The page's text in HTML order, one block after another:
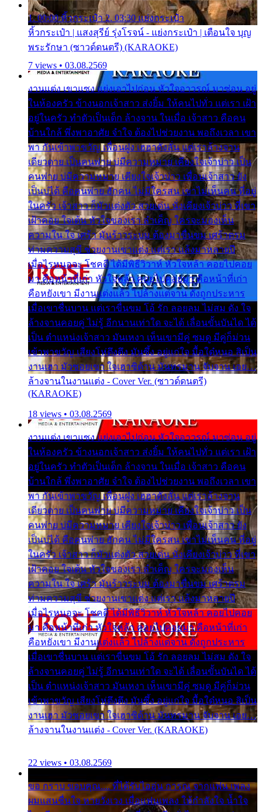
1. 00:00 หิ้วกระเป๋า 2. 03:30 แย่งกระเป๋า
หิ้วกระเป๋า | แสงสุรีย์ รุ่งโรจน์ - แย่งกระเป๋า | เตือนใจ บุญ
พระรักษา (ซาวด์ดนตรี) (KARAOKE)
7 views • 03.08.2569
งานแต่ง เขาแซง แย่งเอาไปก่อน หัวใจอาวรณ์ มาซ่อน อยู่
ในห้องครัว ข้างนอกเจ้าสาว ส่งยิ้ม ให้คนไปทั่ว แต่เรา เฝ้า
อยู่ในครัว ทำตัวเป็นเด็ก ล้างจาน ในเมื่อ เจ้าสาว คือคน
บ้านใกล้ พึ่งพาอาศัย จำใจ ต้องไปช่วยงาน พอถึงเวลา เขา
พา กันเข้าพาขวัญ เพื่อนฝูง เฮฮาดังลั่น แต่เราล้างจาน
เดียวดาย เป็นคนพ่าย บ่มีความหมาย เคียงใจเจ้าบ่าว เป็น
คนพ่าย บ่มีความหมาย เคียงใจเจ้าบ่าว เพื่อนเจ้าสาว ยัง
เป็นบ่ได้ คือคนพ่าย ฮักคน ไม่มีใครสน เขาไม่เห็นคน ที่อยู่
ในครัว เจ้าสาว ก็มัวแต่งตัว สวยเด่น นั่งเคียงเจ้าบ่าว ที่เขา
เฝ้าคอย ใจเต้น หัวใจของเรา ลำเค็ญ ใครจะมองเห็น
ความใน ใจ เศร้า มันร้าวระบม ต้องมาขื่นขม เศร้าตรม
ท่ามความสุขี ช่วยงานเขาแต่ง แต่เรา แล้งมาหลายปี
เมื่อไรหนอจะ โชคดี ได้มีพิธีวิวาห์ หัวใจหล้า คอยไปคอย
มา คือหน้าที่เก่า หัวใจหล้า คอยไปคอยมา คือหน้าที่เก่า
คือหยังเขา มีงานแต่งแล้ว ไปล้างแต่จาน ดั่งถูกประหาร
เมื่อเขาชื่นบาน แต่เราขื่นขม โอ้ รัก ลอยลม ไม่สม ดัง ใจ
ล้างจานคอยคู่ ไม่รู้ อีกนานเท่าใด จะได้ เลื่อนขั้นบันได ได้
เป็น ตำแหน่งเจ้าสาว มันเหงา เห็นเขามีคู่ ซมดู มีคู่ก็ม่วน
เข้าพาขวัญ เสียงโห่ตึงตึง มันซึ้ง อยู่แก่ใจ มื้อใด๋หนอ สิเป็น
งานเฮา มัวซอยเขา ใจเฮาซิด้าน มันทรมาน จับจาน เอย…
ล้างจานในงานแต่ง - Cover Ver. (ซาวด์ดนตรี)
(KARAOKE)
18 views • 03.08.2569
งานแต่ง เขาแซง แย่งเอาไปก่อน หัวใจอาวรณ์ มาซ่อน อยู่
ในห้องครัว ข้างนอกเจ้าสาว ส่งยิ้ม ให้คนไปทั่ว แต่เรา เฝ้า
อยู่ในครัว ทำตัวเป็นเด็ก ล้างจาน ในเมื่อ เจ้าสาว คือคน
บ้านใกล้ พึ่งพาอาศัย จำใจ ต้องไปช่วยงาน พอถึงเวลา เขา
พา กันเข้าพาขวัญ เพื่อนฝูง เฮฮาดังลั่น แต่เราล้างจาน
เดียวดาย เป็นคนพ่าย บ่มีความหมาย เคียงใจเจ้าบ่าว เป็น
คนพ่าย บ่มีความหมาย เคียงใจเจ้าบ่าว เพื่อนเจ้าสาว ยัง
เป็นบ่ได้ คือคนพ่าย ฮักคน ไม่มีใครสน เขาไม่เห็นคน ที่อยู่
ในครัว เจ้าสาว ก็มัวแต่งตัว สวยเด่น นั่งเคียงเจ้าบ่าว ที่เขา
เฝ้าคอย ใจเต้น หัวใจของเรา ลำเค็ญ ใครจะมองเห็น
ความใน ใจ เศร้า มันร้าวระบม ต้องมาขื่นขม เศร้าตรม
ท่ามความสุขี ช่วยงานเขาแต่ง แต่เรา แล้งมาหลายปี
เมื่อไรหนอจะ โชคดี ได้มีพิธีวิวาห์ หัวใจหล้า คอยไปคอย
มา คือหน้าที่เก่า หัวใจหล้า คอยไปคอยมา คือหน้าที่เก่า
คือหยังเขา มีงานแต่งแล้ว ไปล้างแต่จาน ดั่งถูกประหาร
เมื่อเขาชื่นบาน แต่เราขื่นขม โอ้ รัก ลอยลม ไม่สม ดัง ใจ
ล้างจานคอยคู่ ไม่รู้ อีกนานเท่าใด จะได้ เลื่อนขั้นบันได ได้
เป็น ตำแหน่งเจ้าสาว มันเหงา เห็นเขามีคู่ ซมดู มีคู่ก็ม่วน
เข้าพาขวัญ เสียงโห่ตึงตึง มันซึ้ง อยู่แก่ใจ มื้อใด๋หนอ สิเป็น
งานเฮา มัวซอยเขา ใจเฮาซิด้าน มันทรมาน จับจาน เอย…
ล้างจานในงานแต่ง - Cover Ver. (KARAOKE)
22 views • 03.08.2569
ขอ กราบ ขอบคุณ.... ที่ได้รับไออุ่น การุณ จากแฟน เพลง
ผมแสนชื่นใจ หายวังเวง เมื่อแฟนเพลง ให้กำลังใจ น้ำใจ